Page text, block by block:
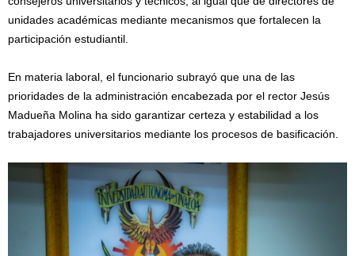
unidades académicas mediante mecanismos que fortalecen la
participación estudiantil.
En materia laboral, el funcionario subrayó que una de las
prioridades de la administración encabezada por el rector Jesús
Madueña Molina ha sido garantizar certeza y estabilidad a los
trabajadores universitarios mediante los procesos de basificación.